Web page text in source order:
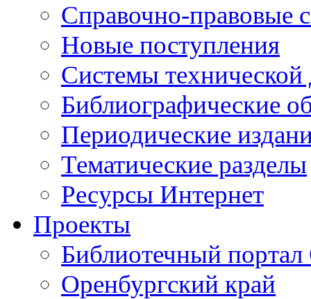
Справочно-правовые
Новые поступления
Cистемы
Библиографические
Периодические
Тематические разделы
Ресурсы Интернет
Проекты
Библиотечный портал
Оренбургский край